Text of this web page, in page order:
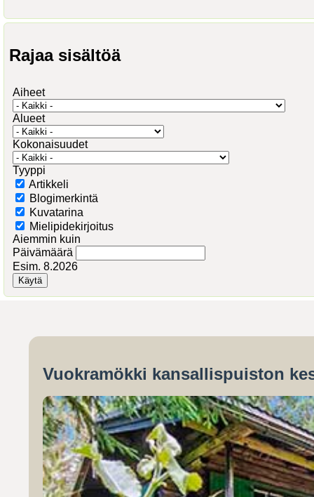
Rajaa sisältöä
Aiheet
Alueet
Kokonaisuudet
Tyyppi
Artikkeli
Blogimerkintä
Kuvatarina
Mielipidekirjoitus
Aiemmin kuin
Päivämäärä
Esim. 8.2026
Vuokramökki kansallispuiston